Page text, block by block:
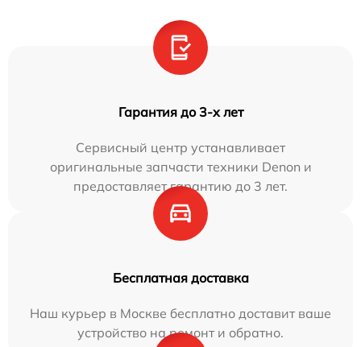
Гарантия до 3-х лет
Сервисный центр устанавливает
оригинальные запчасти техники Denon и
предоставляет гарантию до 3 лет.
Бесплатная доставка
Наш курьер в Москве бесплатно доставит ваше
устройство на ремонт и обратно.